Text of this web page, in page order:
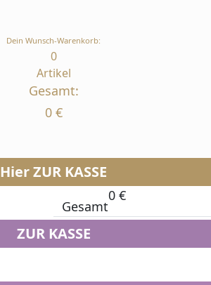
Dein Wunsch-Warenkorb:
0
Artikel
Gesamt:
0 €
Hier ZUR KASSE
Gesamt
0 €
ZUR KASSE